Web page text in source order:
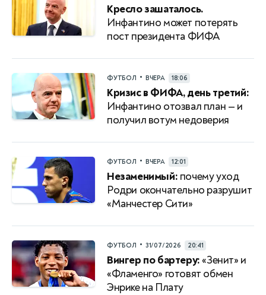
Кресло зашаталось.
Инфантино может потерять
пост президента ФИФА
ФУТБОЛ • ВЧЕРА 18:06
Кризис в ФИФА, день третий:
Инфантино отозвал план — и
получил вотум недоверия
ФУТБОЛ • ВЧЕРА 12:01
Незаменимый: почему уход
Родри окончательно разрушит
«Манчестер Сити»
ФУТБОЛ • 31/07/2026 20:41
Вингер по бартеру:«Зенит» и
«Фламенго» готовят обмен
Энрике на Плату